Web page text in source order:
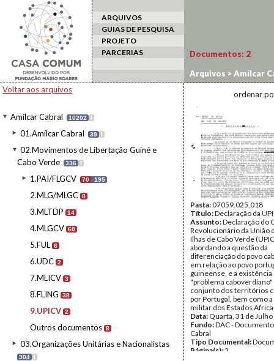
ARQUIVOS
GUIAS DE PESQUISA
PROJETO
PARCERIAS
Voltar aos arquivos
Amílcar Cabral 10202 I
01.Amílcar Cabral 39 I
02.Movimentos de Libertação Guiné e
Cabo Verde
336 I
1.PAI/FLGCV 70 195
2.MLG/MLGC 8
3.MLTDP 14
4.MLGCV 60
5.FUL 6
6.UDC 2
7.MLICV 3
8.FLING 38
9.UPICV 2
Outros documentos 8
03.Organizações Unitárias e Nacionalistas
304 I
Documentos: 2
Arquivos >Amílcar
ordenar
Pasta:07059.025.018
Título:Declaração da
Assunto:Declaração do
Revolucionário da União
Ilhas de Cabo Verde
abordando a questão da
diferenciação do povo
em relação ao povo
guineense, e a existência
"problema caboverdiano"
conjunto dos territórios
por Portugal, bem como
militar dos Estados
Data: Quarta, 31 de
Fundo:DAC -
Cabral
Tipo Documental:
Página(s):2